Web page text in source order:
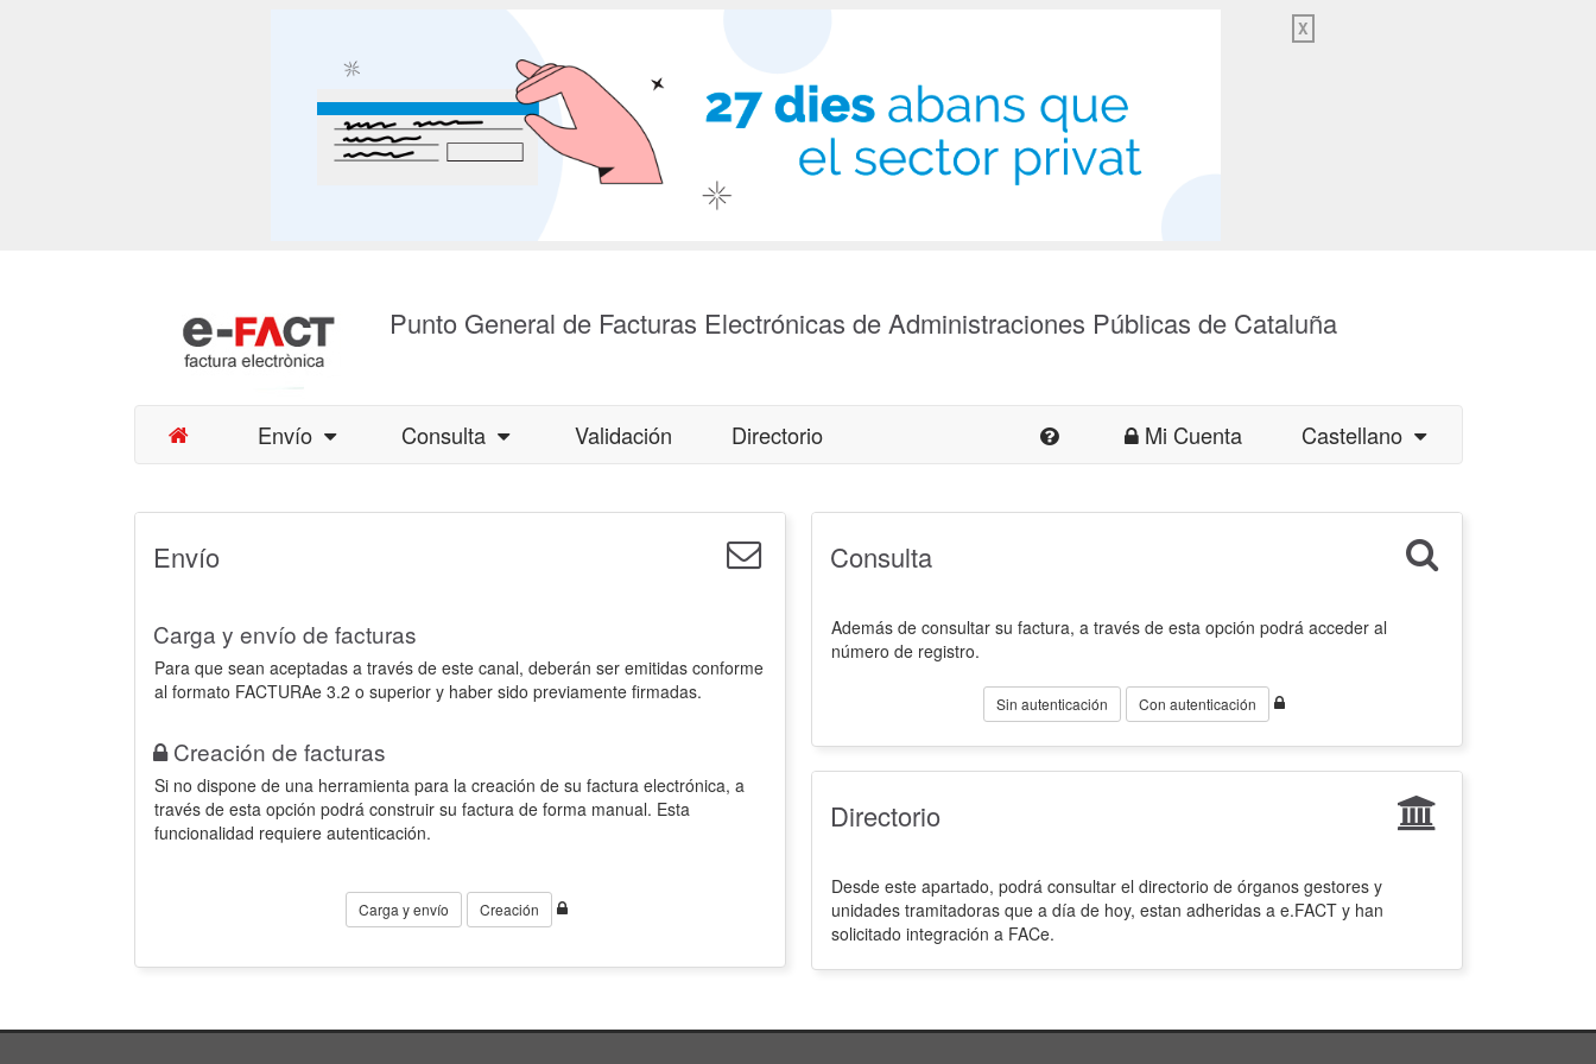
X
Punto General de Facturas Electrónicas de Administraciones Públicas de Cataluña
Envío Consulta Validación Directorio Mi Cuenta Castellano
Envío
Carga y envío de facturas
Para que sean aceptadas a través de este canal, deberán ser emitidas conforme
al formato FACTURAe 3.2 o superior y haber sido previamente firmadas.
Creación de facturas
Si no dispone de una herramienta para la creación de su factura electrónica, a
través de esta opción podrá construir su factura de forma manual. Esta
funcionalidad requiere autenticación.
Carga y envío Creación
Consulta
Además de consultar su factura, a través de esta opción podrá acceder al
número de registro.
Sin autenticación Con autenticación
Directorio
Desde este apartado, podrá consultar el directorio de órganos gestores y
unidades tramitadoras que a día de hoy, estan adheridas a e.FACT y han
solicitado integración a FACe.